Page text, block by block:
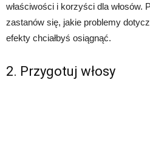
właściwości i korzyści dla włosów.
zastanów się, jakie problemy
efekty chciałbyś osiągnąć.
2. Przygotuj włosy